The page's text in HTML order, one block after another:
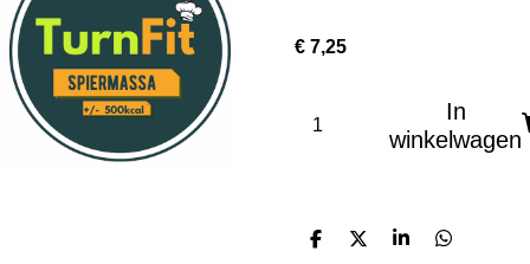
€ 7,25
In
winkelwagen
D
D
S
D